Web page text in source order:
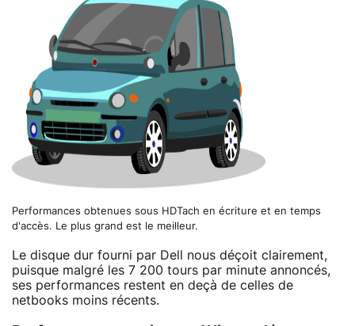
Performances obtenues sous HDTach en écriture et en temps
d'accès. Le plus grand est le meilleur.
Le disque dur fourni par Dell nous déçoit clairement,
puisque malgré les 7 200 tours par minute annoncés,
ses performances restent en deçà de celles de
netbooks moins récents.